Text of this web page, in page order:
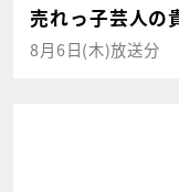
売れっ子芸人の
8月6日(木)放送分